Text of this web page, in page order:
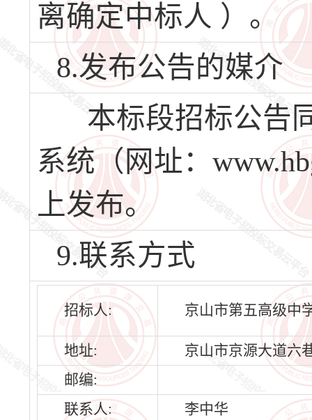
离确定中标人 ）。
8.发布公告的媒介
本标段招标公告
系统（网址：
上发布。
9.联系方式
招标人: 京山市第五高级中
地址:
京山市京源大道六
邮编:
联系人:
李中华